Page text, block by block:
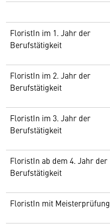
FloristIn im 1. Jahr der
Berufstätigkeit
FloristIn im 2. Jahr der
Berufstätigkeit
FloristIn im 3. Jahr der
Berufstätigkeit
FloristIn ab dem 4. Jahr der
Berufstätigkeit
FloristIn mit Meisterprüfung